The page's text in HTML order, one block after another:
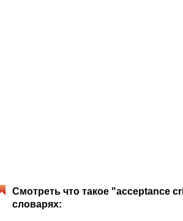
Смотреть что такое "acceptance
словарях: